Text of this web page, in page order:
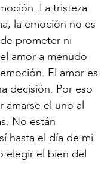
La tristeza
la emoción no es
prometer ni
amor a menudo
El amor es
decisión. Por eso
amarse el uno al
No están
hasta el día de mi
elegir el bien del